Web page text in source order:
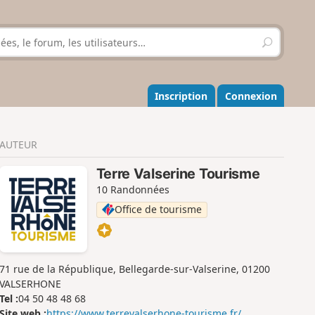
R
e
h
e
r
r
Inscription Connexion
AUTEUR
Terre Valserine Tourisme
10 Randonnées
Office de tourisme
71 rue de la République, Bellegarde-sur-Valserine, 01200
VALSERHONE
Tel :04 50 48 48 68